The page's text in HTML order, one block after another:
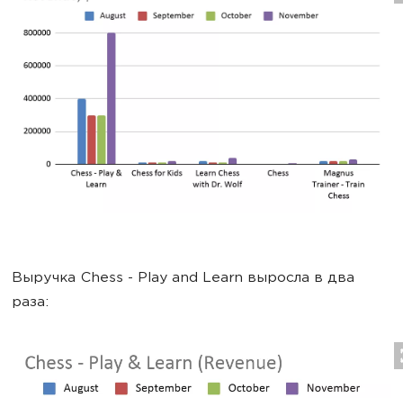
Выручка Chess - Play and Learn выросла в два
раза: